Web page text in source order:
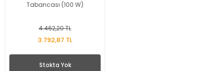
Tabancası (100 W)
4.462,20 TL
3.792,87 TL
Stokta Yok